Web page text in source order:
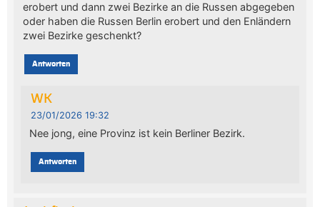
erobert und dann zwei Bezirke an die Russen abgegeben
oder haben die Russen Berlin erobert und den Enländern
zwei Bezirke geschenkt?
Antworten
WK
23/01/2026 19:32
Nee jong, eine Provinz ist kein Berliner Bezirk.
Antworten